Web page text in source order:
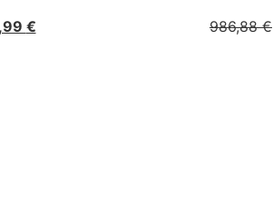
€ 986,88€